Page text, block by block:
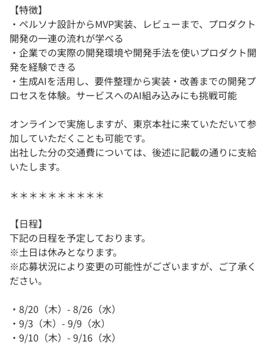
【特徴】
・ペルソナ設計からMVP実装、レビューまで、プロダクト
開発の一連の流れが学べる
・企業での実際の開発環境や開発手法を使いプロダクト開
発を経験できる
・生成AIを活用し、要件整理から実装・改善までの開発プ
ロセスを体験。サービスへのAI組み込みにも挑戦可能
オンラインで実施しますが、東京本社に来ていただいて参
加していただくことも可能です。
出社した分の交通費については、後述に記載の通りに支給
いたします。
＊＊＊＊＊＊＊＊＊＊
【日程】
下記の日程を予定しております。
※土日は休みとなります。
※応募状況により変更の可能性がございますが、ご了承く
ださい。
・8/20（木）- 8/26（水）
・9/3（木）- 9/9（水）
・9/10（木）- 9/16（水）